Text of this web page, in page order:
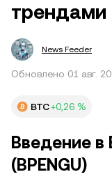
трендами
News Feeder
Обновлено 01 авг.
BTC+0,26 %
Введение в
(BPENGU)